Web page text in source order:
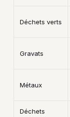
Déchets verts
Gravats
Métaux
Déchets